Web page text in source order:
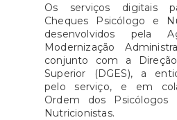
Os serviços digitais
Cheques Psicólogo e
desenvolvidos pela
Modernização
conjunto com a
Superior (DGES), a
pelo serviço, e em
Ordem dos
Nutricionistas.